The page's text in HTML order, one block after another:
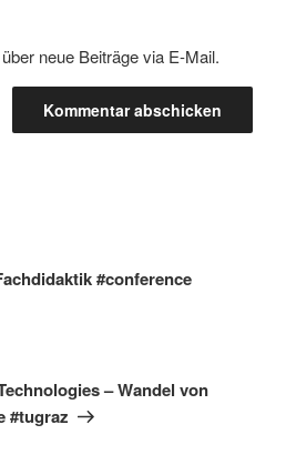
neue Beiträge via E-Mail.
#conference
– Wandel von
#tugraz